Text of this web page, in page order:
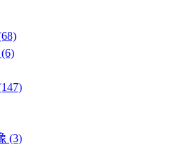
(6)
(3)